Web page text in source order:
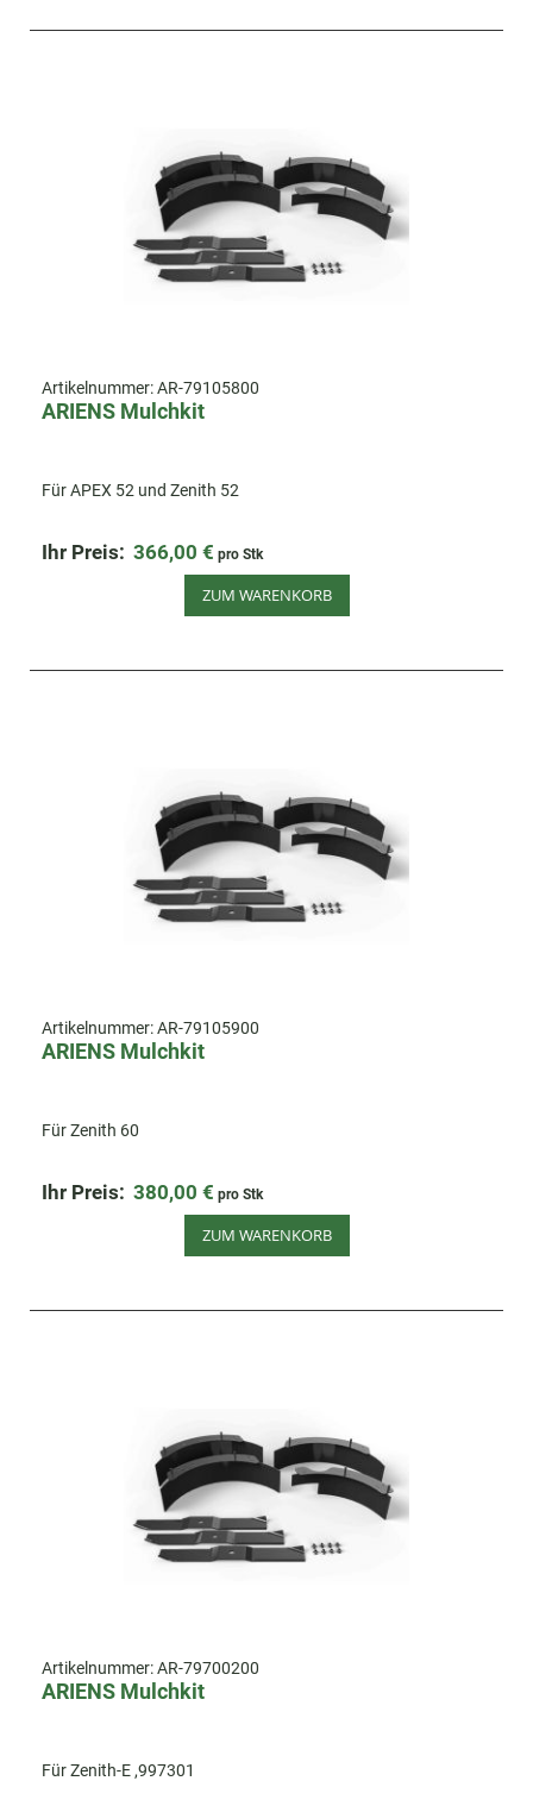
Artikelnummer:AR-79105800
ARIENS Mulchkit
Für APEX 52 und Zenith 52
Ihr Preis: 366,00 € pro Stk
ZUM WARENKORB
Artikelnummer:AR-79105900
ARIENS Mulchkit
Für Zenith 60
Ihr Preis: 380,00 € pro Stk
ZUM WARENKORB
Artikelnummer:AR-79700200
ARIENS Mulchkit
Für Zenith-E ,997301